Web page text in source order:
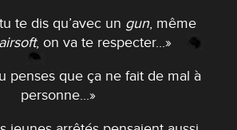
te dis qu’avec un gun, même
airsoft, on va te respecter...»
penses que ça ne fait de mal à
personne...»